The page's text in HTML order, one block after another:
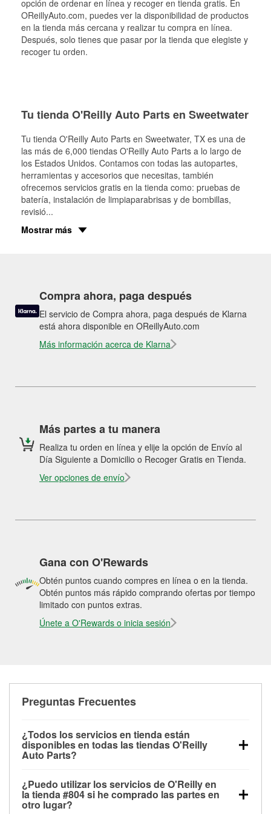
opción de ordenar en línea y recoger en tienda gratis. En
OReillyAuto.com, puedes ver la disponibilidad de productos
en la tienda más cercana y realizar tu compra en línea.
Después, solo tienes que pasar por la tienda que elegiste y
recoger tu orden.
Tu tienda O'Reilly Auto Parts en Sweetwater
Tu tienda O'Reilly Auto Parts en Sweetwater, TX es una de
las más de 6,000 tiendas O'Reilly Auto Parts a lo largo de
los Estados Unidos. Contamos con todas las autopartes,
herramientas y accesorios que necesitas, también
ofrecemos servicios gratis en la tienda como: pruebas de
batería, instalación de limpiaparabrisas y de bombillas,
revisió...
Mostrar más
Compra ahora, paga después
El servicio de Compra ahora, paga después de Klarna
está ahora disponible en OReillyAuto.com
Más información acerca de Klarna
Más partes a tu manera
Realiza tu orden en línea y elije la opción de Envío al
Día Siguiente a Domicilio o Recoger Gratis en Tienda.
Ver opciones de envío
Gana con O'Rewards
Obtén puntos cuando compres en línea o en la tienda.
Obtén puntos más rápido comprando ofertas por tiempo
limitado con puntos extras.
Únete a O'Rewards o inicia sesión
Preguntas Frecuentes
¿Todos los servicios en tienda están
disponibles en todas las tiendas O'Reilly
Auto Parts?
las pruebas de batería, pruebas de alternador y
motor de arranque, revisión de la luz “Check Engine”
¿Puedo utilizar los servicios de O'Reilly en
la tienda #804 si he comprado las partes en
otro lugar?